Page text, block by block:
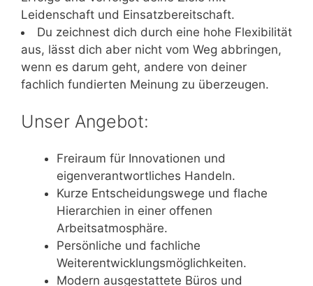
Leidenschaft und Einsatzbereitschaft.
Du zeichnest dich durch eine hohe Flexibilität
aus, lässt dich aber nicht vom Weg abbringen,
wenn es darum geht, andere von deiner
fachlich fundierten Meinung zu überzeugen.
Unser Angebot:
Freiraum für Innovationen und
eigenverantwortliches Handeln.
Kurze Entscheidungswege und flache
Hierarchien in einer offenen
Arbeitsatmosphäre.
Persönliche und fachliche
Weiterentwicklungsmöglichkeiten.
Modern ausgestattete Büros und